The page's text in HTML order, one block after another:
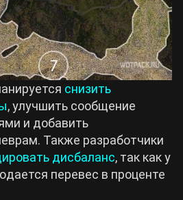
снизить
, улучшить сообщение
и добавить
Также разработчики
дисбаланс, так как у
перевес в проценте